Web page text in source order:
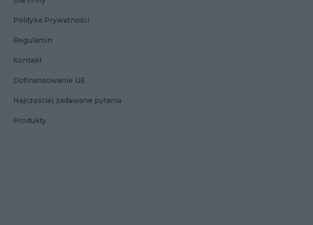
Polityka Prywatności
Regulamin
Kontakt
Dofinansowanie UE
Najczęściej zadawane pytania
Produkty